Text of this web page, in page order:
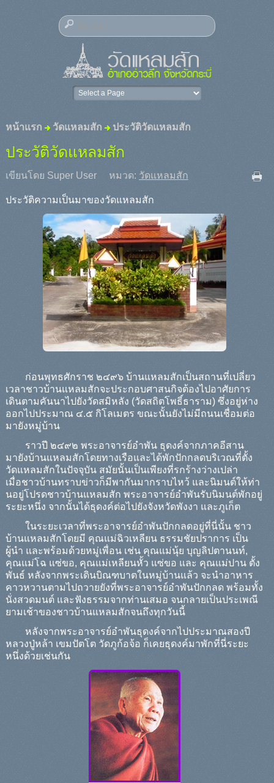
หน้าแรก วัดแหลมสัก ประวัติวัดแหลมสัก
ประวัติวัดแหลมสัก
เขียนโดย Super User หมวด: วัดแหลมสัก
ประวัติความเป็นมาของวัดแหลมสัก
ก่อนพุทธศักราช ๒๔๙๖ บ้านแหลมสักเป็นสถานที่เปลี่ยว
เวลาชาวบ้านแหลมสักจะประกอบศาสนกิจต้องไปอาศัยการ
เดินตามคันนาไปยังวัดสมิหลัง (วัดสถิตโพธิ์ธาราม) ซึ่งอยู่ห่าง
ออกไปประมาณ ๔.๕ กิโลเมตร ขณะนั้นยังไม่มีถนนเชื่อมต่อ
มายังหมู่บ้าน
ราวปี ๒๔๙๒ พระอาจารย์อำพัน ธุดงค์จากภาคอีสาน
มายังบ้านแหลมสักโดยทางเรือและได้พักปักกลดบริเวณที่ตั้ง
วัดแหลมสักในปัจจุบัน สมัยนั้นเป็นเพียงที่รกร้างว่างเปล่า
เมื่อชาวบ้านทราบข่าวก็มีพากันมากราบไหว้ และนิมนต์ให้ท่า
นอยู่โปรดชาวบ้านแหลมสัก พระอาจารย์อำพันรับนิมนต์พักอยู่
ระยะหนึ่ง จากนั้นได้ธุดงค์ต่อไปยังจังหวัดพังงา และภูเก็ต
ในระยะเวลาที่พระอาจารย์อำพันปักกลดอยู่ที่นี่นั้น ชาว
บ้านแหลมสักโดยมี คุณแม่ฉิวเหลียน ธรรมชัยปราการ เป็น
ผู้นำ และพร้อมด้วยหมู่เพื่อน เช่น คุณแม่นุ้ย บุญลิปตานนท์,
คุณแม่โฉ แซ่ขอ, คุณแม่เหลียนหั้ว แซ่ขอ และ คุณแม่ปาน ตั้ง
พันธ์ หลังจากพระเดินบิณฑบาตในหมู่บ้านแล้ว จะนำอาหาร
คาวหวานตามไปถวายยังที่พระอาจารย์อำพันปักกลด พร้อมทั้ง
นั่งสวดมนต์ และฟังธรรมจากท่านเสมอ จนกลายเป็นประเพณี
ยามเช้าของชาวบ้านแหลมสักจนถึงทุกวันนี้
หลังจากพระอาจารย์อำพันธุดงค์จากไปประมาณสองปี
หลวงปู่หล้า เขมปัตโต วัดภูก้อจ้อ ก็เคยธุดงค์มาพักที่นี่ระยะ
หนึ่งด้วยเช่นกัน